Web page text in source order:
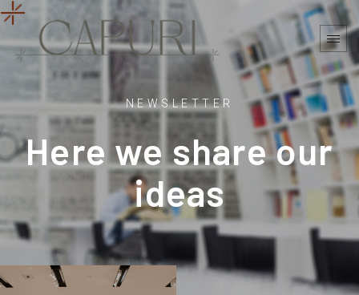
NEWSLETTER
Here we share our
ideas